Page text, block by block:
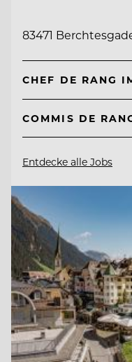
83471
CHEF DE RANG
COMMIS DE
Entdecke alle Jobs